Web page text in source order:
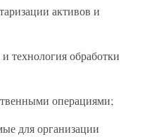
активов и
технология обработки
операциями;
для организации